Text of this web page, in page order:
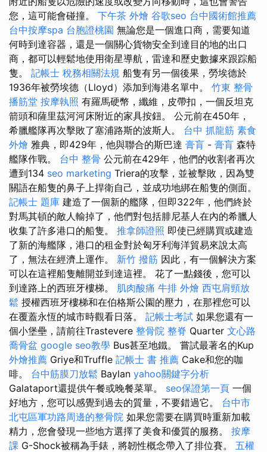
您，這可能會碰撞。 下午茶 外燴 谷歌seo 台中國術館推薦
台中按摩spa 台胞證桃園 無論您是一個進口商，需要知道
何時到達容器，還是一個關心貨物安全到達目的地的出口
商，都可以輕鬆地使用衛星導航，雷達和歷史數據來跟踪船
隻。 記帳士 稅務相關法規 船隻有另一個後果，勞埃德於
1936年被勞埃德（Lloyd）添加到海港名單中。 竹東 整骨
播筋堂 按摩執照 有羅馬硬幣，纖維，皮帶扣，一個反坦克
箭頭和薩里茲河河床附近的家具按鈕。 公元前在450年，
希臘艦隊再次擊敗了塞浦路斯的波斯人。 台中 抓龍筋 素食
外燴 雅典，即429年，他與聯合的斯巴達 膏肓 - 膏肓 森特
艦隊作戰。 台中 整骨 公元前在429年，他們的收割者再次
遭到134 seo marketing Triera的攻擊，並被擊敗，因為雙
關語在船隻的鼻子上捍衛自己，並成功地綁在船隻的側面。
記帳士 題庫 建造了一個新的艦隊，但即322年，他們終於
對馬其頓的敵人輸掉了，他們對包括腓尼基人在內的希臘人
收集了許多港口的船隻。 推拿師證照 即使已經購買或建造
了新的海艦隊，港口的租金對於匈牙利海洋貿易來說太高
了，無法在經濟上運作。 新竹 撥筋 因此，有一個解決方案
可以在這裡船隻離開並到達這裡。 花了一點錢後，您可以
到達路上的西班牙樓梯。 肌肉酸痛 牛排 外燴 西屯肩頸放
鬆 授權西班牙樓梯和在伯格斯公園的壓力，在那裡您可以
在覆蓋永恆的城市時觀看日落。 記帳士考試 如果您還有一
個小堡壘，請前往Trastevere 整骨院 整脊 Quarter 文心路
喬骨盆 google seo教學 Bus甚至地鐵。 嘗試最著名的Kup
外燴推薦 Griye和Truffle 記帳士 書 推薦 Cake和您的咖
啡。 台中筋膜刀放鬆 Baylan yahoo關鍵字分析
Galataport還提供午餐或晚餐菜單。 seo保證第一頁 一個
好地方，您可以感覺到過去的質量，不要錯過它。 台中市
北屯區軍功路周邊的整骨院 如果您需要在購買時重新加載
精力，您會發現一些地方選擇了美食和優質的服務。 按摩
課 G-Shock被稱為手錶，將韌性概念帶入了排位賽。 五權